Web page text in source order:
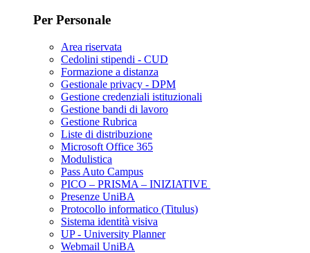
Per Personale
Area riservata
Cedolini stipendi - CUD
Formazione a distanza
Gestionale privacy - DPM
Gestione credenziali istituzionali
Gestione bandi di lavoro
Gestione Rubrica
Liste di distribuzione
Microsoft Office 365
Modulistica
Pass Auto Campus
PICO – PRISMA – INIZIATIVE
Presenze UniBA
Protocollo informatico (Titulus)
Sistema identità visiva
UP - University Planner
Webmail UniBA